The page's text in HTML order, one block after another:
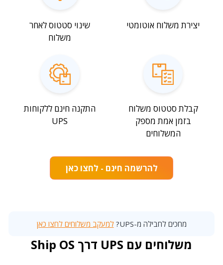
יצירת משלוח אוטומטי
שינוי סטטוס לאחר
משלוח
קבלת סטטוס משלוח
בזמן אמת מספק
המשלוחים
התקנה חינם ללקוחות
UPS
להרשמה חינם - לחצו כאן
מחכים לחבילה מ-UPS? למעקב משלוחים לחצו כאן
משלוחים עם UPS דרך Ship OS